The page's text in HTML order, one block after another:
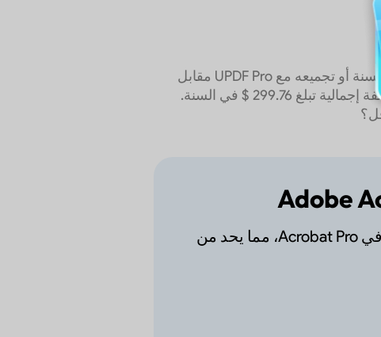
يوفر UPDF AI المزيد من الخيارات بسعر أقل. يمكنك الحصول عليه بمفرده مقابل 69 $ في السنة أو تجميعه مع UPDF Pro مقابل
69 $ في السنة فقط. في المقابل، يتطلب Adobe Acrobat AI اشتراكًا في Acrobat Pro، بتكلفة إجمالية تبلغ 299.76 $ في السنة.
Adobe
يتطلب اشتراكاً في Acrobat Pro، مما يحد من